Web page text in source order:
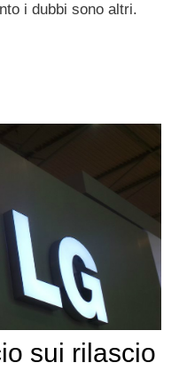
i dubbi sono altri.
sui rilascio